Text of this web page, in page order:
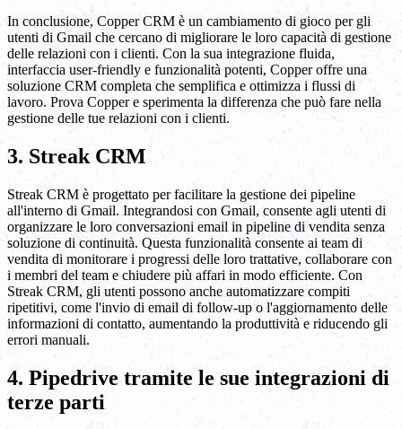
In conclusione, Copper CRM è un cambiamento di gioco per gli
utenti di Gmail che cercano di migliorare le loro capacità di gestione
delle relazioni con i clienti. Con la sua integrazione fluida,
interfaccia user-friendly e funzionalità potenti, Copper offre una
soluzione CRM completa che semplifica e ottimizza i flussi di
lavoro. Prova Copper e sperimenta la differenza che può fare nella
gestione delle tue relazioni con i clienti.
3. Streak CRM
Streak CRM è progettato per facilitare la gestione dei pipeline
all'interno di Gmail. Integrandosi con Gmail, consente agli utenti di
organizzare le loro conversazioni email in pipeline di vendita senza
soluzione di continuità. Questa funzionalità consente ai team di
vendita di monitorare i progressi delle loro trattative, collaborare con
i membri del team e chiudere più affari in modo efficiente. Con
Streak CRM, gli utenti possono anche automatizzare compiti
ripetitivi, come l'invio di email di follow-up o l'aggiornamento delle
informazioni di contatto, aumentando la produttività e riducendo gli
errori manuali.
4. Pipedrive tramite le sue integrazioni di
terze parti